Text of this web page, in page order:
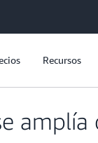
Recursos